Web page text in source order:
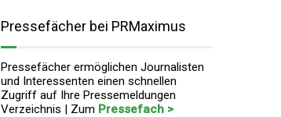
Pressefächer bei PRMaximus
Pressefächer ermöglichen Journalisten
und Interessenten einen schnellen
Zugriff auf Ihre Pressemeldungen
Verzeichnis | Zum Pressefach >